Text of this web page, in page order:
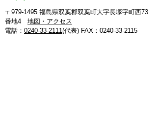
〒979-1495 福島県双葉郡双葉町大字長塚字町西73
番地4 地図・アクセス
電話： 0240-33-2111(代表) FAX：0240-33-2115